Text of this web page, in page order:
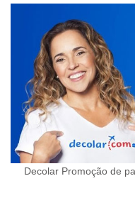
Decolar Promoção de